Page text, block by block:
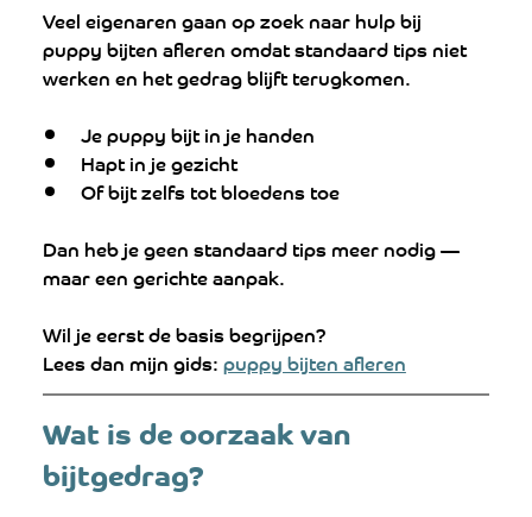
Veel eigenaren gaan op zoek naar hulp bij
puppy bijten afleren omdat standaard tips niet
werken en het gedrag blijft terugkomen.
Je puppy bijt in je handen
Hapt in je gezicht
Of bijt zelfs tot bloedens toe
Dan heb je geen standaard tips meer nodig —
maar een gerichte aanpak.
Wil je eerst de basis begrijpen?
Lees dan mijn gids: puppy bijten afleren
Wat is de oorzaak van
bijtgedrag?